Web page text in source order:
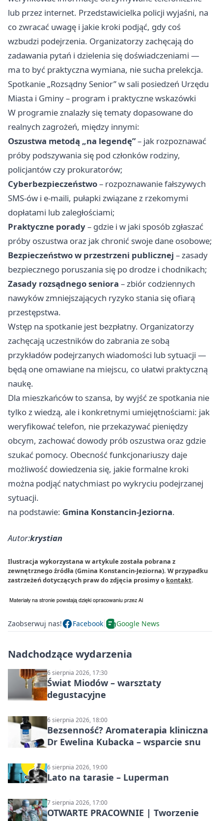
lub przez internet. Przedstawicielka policji wyjaśni, na
co zwracać uwagę i jakie kroki podjąć, gdy coś
wzbudzi podejrzenia. Organizatorzy zachęcają do
zadawania pytań i dzielenia się doświadczeniami —
ma to być praktyczna wymiana, nie sucha prelekcja.
Spotkanie „Rozsądny Senior” w sali posiedzeń Urzędu
Miasta i Gminy – program i praktyczne wskazówki
W programie znalazły się tematy dopasowane do
realnych zagrożeń, między innymi:
Oszustwa metodą „na legendę”– jak rozpoznawać
próby podszywania się pod członków rodziny,
policjantów czy prokuratorów;
Cyberbezpieczeństwo– rozpoznawanie fałszywych
SMS-ów i e‑maili, pułapki związane z rzekomymi
dopłatami lub zaległościami;
Praktyczne porady– gdzie i w jaki sposób zgłaszać
próby oszustwa oraz jak chronić swoje dane osobowe;
Bezpieczeństwo w przestrzeni publicznej – zasady
bezpiecznego poruszania się po drodze i chodnikach;
Zasady rozsądnego seniora – zbiór codziennych
nawyków zmniejszających ryzyko stania się ofiarą
przestępstwa.
Wstęp na spotkanie jest bezpłatny. Organizatorzy
zachęcają uczestników do zabrania ze sobą
przykładów podejrzanych wiadomości lub sytuacji —
będą one omawiane na miejscu, co ułatwi praktyczną
naukę.
Dla mieszkańców to szansa, by wyjść ze spotkania nie
tylko z wiedzą, ale i konkretnymi umiejętnościami: jak
weryfikować telefon, nie przekazywać pieniędzy
obcym, zachować dowody prób oszustwa oraz gdzie
szukać pomocy. Obecność funkcjonariuszy daje
możliwość dowiedzenia się, jakie formalne kroki
można podjąć natychmiast po wykryciu podejrzanej
sytuacji.
na podstawie: Gmina Konstancin-Jeziorna.
Autor:krystian
Ilustracja wykorzystana w artykule została pobrana z
zewnętrznego źródła (Gmina Konstancin-Jeziorna). W przypadku
zastrzeżeń dotyczących praw do zdjęcia prosimy o kontakt.
Zaobserwuj nas! Facebook Google News
Nadchodzące wydarzenia
6 sierpnia 2026, 17:30
Świat Miodów – warsztaty
degustacyjne
6 sierpnia 2026, 18:00
Bezsenność? Aromaterapia kliniczna
Dr Ewelina Kubacka – wsparcie snu
6 sierpnia 2026, 19:00
Lato na tarasie – Luperman
7 sierpnia 2026, 17:00
OTWARTE PRACOWNIE | Tworzenie